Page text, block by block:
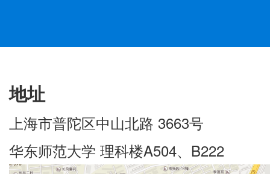
地址
上海市普陀区中山北路 3663号
华东师范大学 理科楼A504、B222